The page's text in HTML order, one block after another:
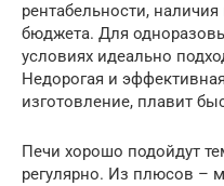
рентабельности,
бюджета. Для
условиях идеально
Недорогая и
изготовление, плавит
Печи хорошо подойдут
регулярно. Из плюсов –